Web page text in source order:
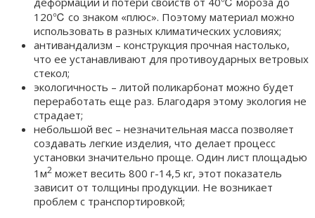
120℃ со знаком «плюс». Поэтому материал можно
использовать в разных климатических условиях;
антивандализм – конструкция прочная настолько,
что ее устанавливают для противоударных ветровых
стекол;
экологичность – литой поликарбонат можно будет
переработать еще раз. Благодаря этому экология не
страдает;
небольшой вес – незначительная масса позволяет
создавать легкие изделия, что делает процесс
установки значительно проще. Один лист площадью
1м2 может весить 800 г-14,5 кг, этот показатель
зависит от толщины продукции. Не возникает
проблем с транспортировкой;